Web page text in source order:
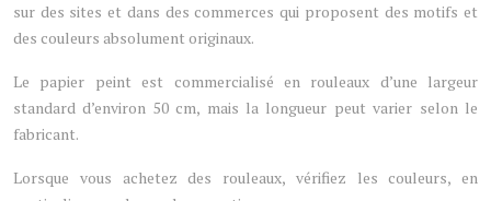
sur des sites et dans des commerces qui proposent des motifs et
des couleurs absolument originaux.
Le papier peint est commercialisé en rouleaux d’une largeur
standard d’environ 50 cm, mais la longueur peut varier selon le
fabricant.
Lorsque vous achetez des rouleaux, vérifiez les couleurs, en